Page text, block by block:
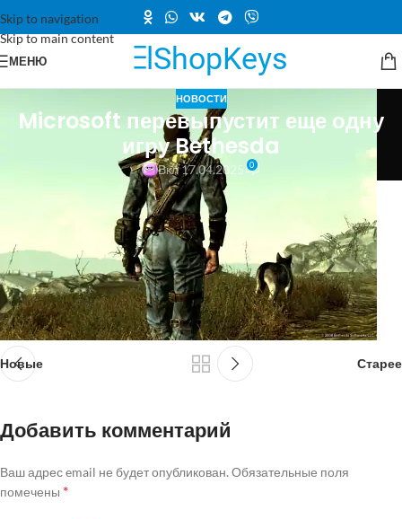
Skip to navigation
Skip to main content
МЕНЮ
НОВОСТИ
Microsoft перевыпустит еще одну
игру Bethesda
Вкл 17.04.2025 0
перевыпустит еще одну игру Bethesda
Новые Старее
Добавить комментарий
Ваш адрес email не будет опубликован. Обязательные поля
помечены *